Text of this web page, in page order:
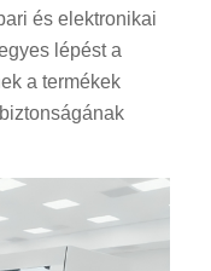
és elektronikai
lépést a
a termékek